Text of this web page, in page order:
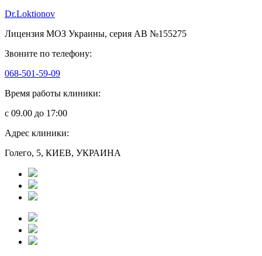
Dr.Loktionov
Лицензия МОЗ Украины, серия АВ №155275
Звоните по телефону:
068-501-59-09
Время работы клиники:
с 09.00 до 17:00
Адрес клиники:
Голего, 5, КИЕВ, УКРАИНА